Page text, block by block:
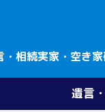
・相続実家・空き
遺言